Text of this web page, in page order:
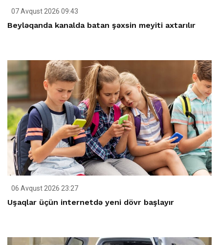
07 Avqust 2026 09:43
Beyləqanda kanalda batan şəxsin meyiti axtarılır
06 Avqust 2026 23:27
Uşaqlar üçün internetdə yeni dövr başlayır